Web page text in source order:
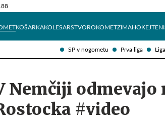
SP v nogometu Prva liga
KOŠARKAKOLESARSTVOROKOMETZIMAHOKEJ
Tehnik
Nemčiji
#video